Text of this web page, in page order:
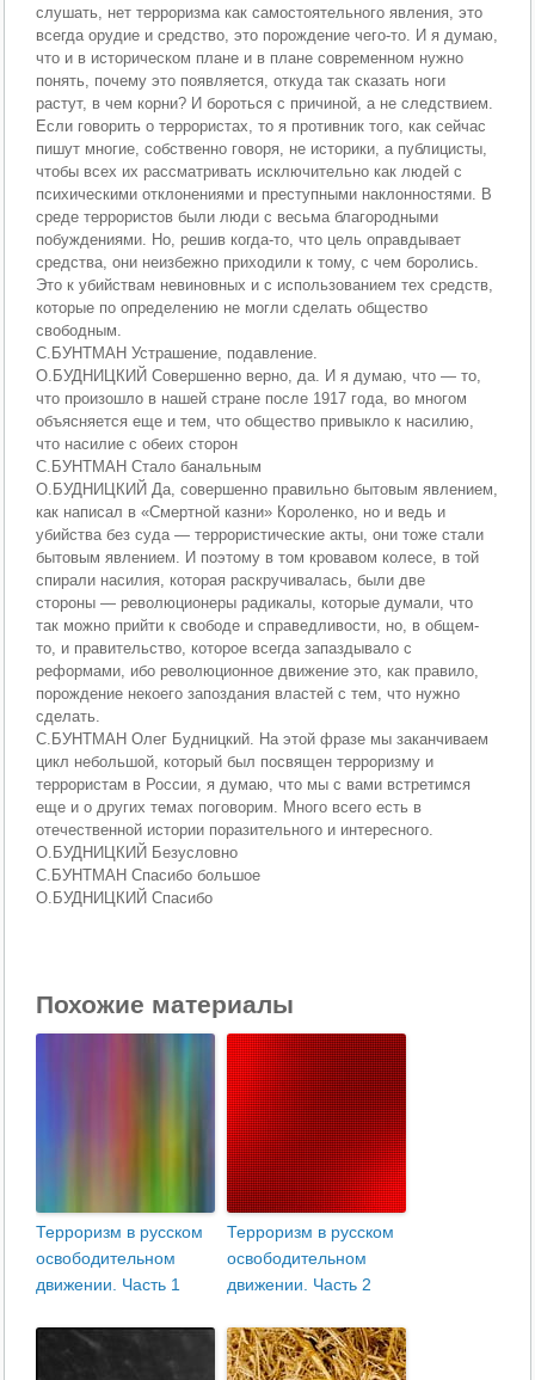
слушать, нет терроризма как самостоятельного явления, это
всегда орудие и средство, это порождение чего-то. И я думаю,
что и в историческом плане и в плане современном нужно
понять, почему это появляется, откуда так сказать ноги
растут, в чем корни? И бороться с причиной, а не следствием.
Если говорить о террористах, то я противник того, как сейчас
пишут многие, собственно говоря, не историки, а публицисты,
чтобы всех их рассматривать исключительно как людей с
психическими отклонениями и преступными наклонностями. В
среде террористов были люди с весьма благородными
побуждениями. Но, решив когда-то, что цель оправдывает
средства, они неизбежно приходили к тому, с чем боролись.
Это к убийствам невиновных и с использованием тех средств,
которые по определению не могли сделать общество
свободным.
С.БУНТМАН Устрашение, подавление.
О.БУДНИЦКИЙ Совершенно верно, да. И я думаю, что — то,
что произошло в нашей стране после 1917 года, во многом
объясняется еще и тем, что общество привыкло к насилию,
что насилие с обеих сторон
С.БУНТМАН Стало банальным
О.БУДНИЦКИЙ Да, совершенно правильно бытовым явлением,
как написал в «Смертной казни» Короленко, но и ведь и
убийства без суда — террористические акты, они тоже стали
бытовым явлением. И поэтому в том кровавом колесе, в той
спирали насилия, которая раскручивалась, были две
стороны — революционеры радикалы, которые думали, что
так можно прийти к свободе и справедливости, но, в общем-
то, и правительство, которое всегда запаздывало с
реформами, ибо революционное движение это, как правило,
порождение некоего запоздания властей с тем, что нужно
сделать.
С.БУНТМАН Олег Будницкий. На этой фразе мы заканчиваем
цикл небольшой, который был посвящен терроризму и
террористам в России, я думаю, что мы с вами встретимся
еще и о других темах поговорим. Много всего есть в
отечественной истории поразительного и интересного.
О.БУДНИЦКИЙ Безусловно
С.БУНТМАН Спасибо большое
О.БУДНИЦКИЙ Спасибо
Похожие материалы
Терроризм в русском
освободительном
движении. Часть 1
Терроризм в русском
освободительном
движении. Часть 2